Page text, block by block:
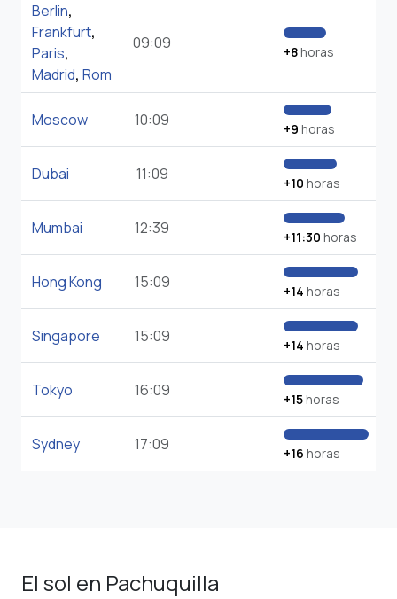
Berlin,
Frankfurt,
Paris,
Madrid, Rom
09:09 +8horas
Moscow 10:09 +9 horas
Dubai 11:09 +10 horas
Mumbai 12:39 +11:30 horas
Hong Kong 15:09 +14 horas
Singapore 15:09 +14 horas
Tokyo 16:09 +15horas
Sydney 17:09 +16 horas
El sol en Pachuquilla